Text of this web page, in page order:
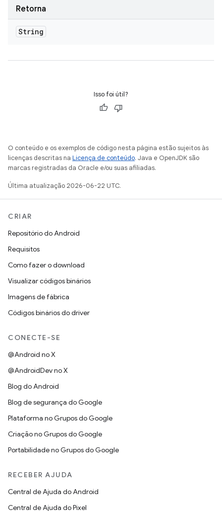
Retorna
String
Isso foi útil?
O conteúdo e os exemplos de código nesta página estão sujeitos às
licenças descritas na Licença de conteúdo. Java e OpenJDK são
marcas registradas da Oracle e/ou suas afiliadas.
Última atualização 2026-06-22 UTC.
CRIAR
Repositório do Android
Requisitos
Como fazer o download
Visualizar códigos binários
Imagens de fábrica
Códigos binários do driver
CONECTE-SE
@Android no X
@AndroidDev no X
Blog do Android
Blog de segurança do Google
Plataforma no Grupos do Google
Criação no Grupos do Google
Portabilidade no Grupos do Google
RECEBER AJUDA
Central de Ajuda do Android
Central de Ajuda do Pixel